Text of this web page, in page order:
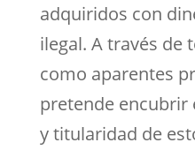
adquiridos con
ilegal. A través de
como aparentes
pretende encubrir
y titularidad de